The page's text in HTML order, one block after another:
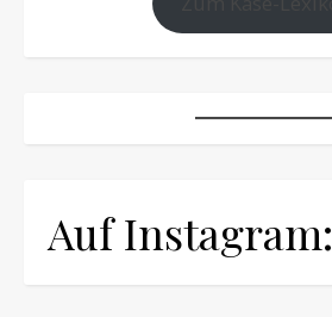
Auf Instagram: